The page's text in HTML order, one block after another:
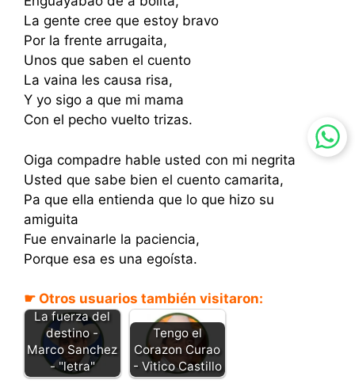
La gente cree que estoy bravo
Por la frente arrugaita,
Unos que saben el cuento
La vaina les causa risa,
Y yo sigo a que mi mama
Con el pecho vuelto trizas.
Oiga compadre hable usted con mi negrita
Usted que sabe bien el cuento camarita,
Pa que ella entienda que lo que hizo su
amiguita
Fue envainarle la paciencia,
Porque esa es una egoísta.
☛ Otros usuarios también visitaron:
La fuerza del
destino -
Marco Sanchez
- "letra"
Tengo el
Corazon Curao
- Vitico Castillo